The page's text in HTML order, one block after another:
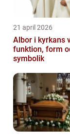
21 april 2026
Albor i kyrkans
funktion, form
symbolik